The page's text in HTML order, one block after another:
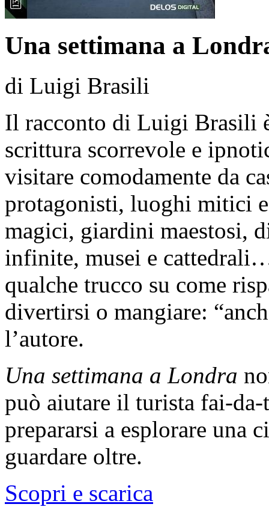
Una settimana a
di Luigi Brasili
Il racconto di Luigi Brasili
scrittura scorrevole e
visitare comodamente da
protagonisti, luoghi mitici
magici, giardini maestosi,
infinite, musei e
qualche trucco su come
divertirsi o mangiare:
l’autore.
Una settimana a Londra
può aiutare il turista fai-da-
prepararsi a esplorare una
guardare oltre.
Scopri e scarica